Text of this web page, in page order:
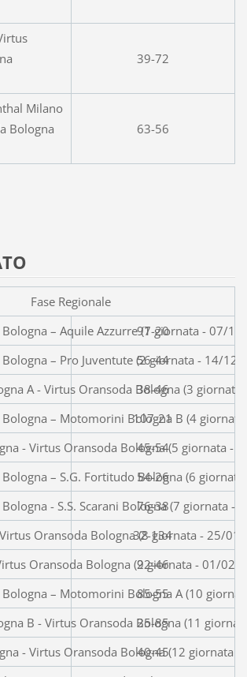
39-72
Milano
Bologna
63-56
Fase Regionale
Bologna – Aquile Azzurre (1 giornata - 07/
97-20
– Pro Juventute (2 giornata - 14/12/
56-44
A - Virtus Oransoda Bologna (3
38-46
– Motomorini Bologna B (4
107-21
- Virtus Oransoda Bologna (5 giornata -
45-54
– S.G. Fortitudo Bologna (6
54-26
Bologna - S.S.
76-38
Virtus Oransoda Bologna (8 giornata -
32-134
Oransoda Bologna (9 giornata - 01/
22-46
Bologna – Motomorini Bologna A (10
85-55
B - Virtus Oransoda Bologna (11
25-85
- Virtus Oransoda Bologna (12
40-45